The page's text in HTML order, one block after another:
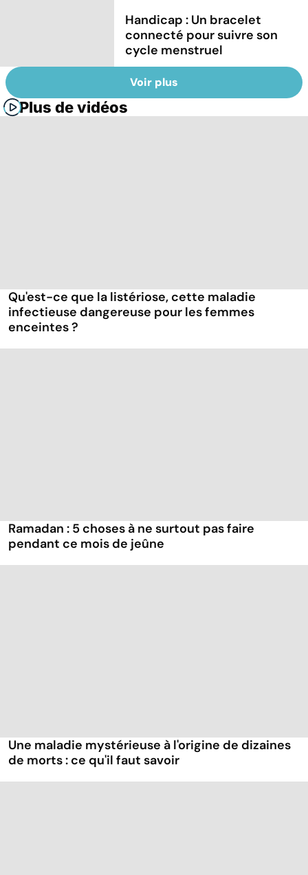
Handicap : Un bracelet
connecté pour suivre son
cycle menstruel
Voir plus
Plus de vidéos
Qu'est-ce que la listériose, cette maladie
infectieuse dangereuse pour les femmes
enceintes ?
Ramadan : 5 choses à ne surtout pas faire
pendant ce mois de jeûne
Une maladie mystérieuse à l'origine de dizaines
de morts : ce qu'il faut savoir